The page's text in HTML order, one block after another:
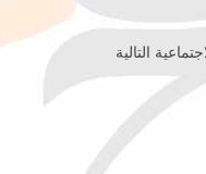
التالية